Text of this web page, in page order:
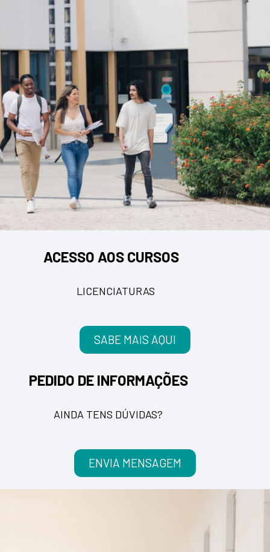
ACESSO AOS CURSOS
LICENCIATURAS
SABE MAIS AQUI
PEDIDO DE INFORMAÇÕES
AINDA TENS DÚVIDAS?
ENVIA MENSAGEM